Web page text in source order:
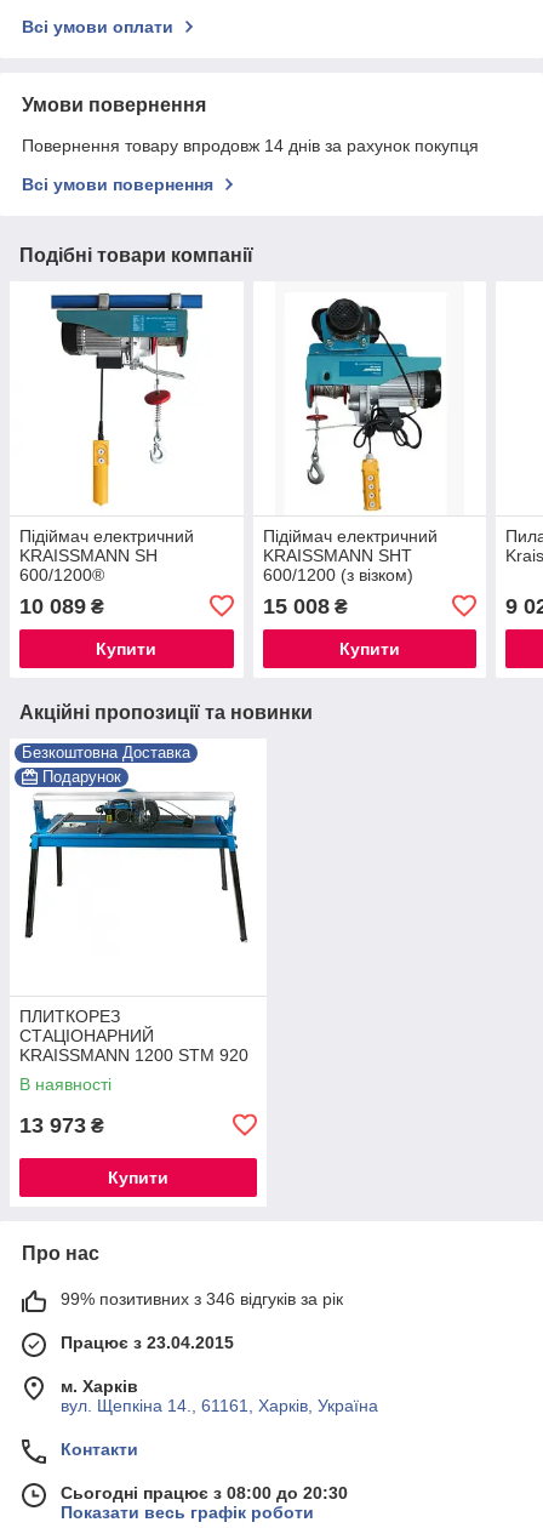
Всі умови оплати
Умови повернення
Повернення товару впродовж 14 днів за рахунок покупця
Всі умови повернення
Подібні товари компанії
Підіймач електричний
KRAISSMANN SH
600/1200®
10 089 ₴
Купити
Підіймач електричний
KRAISSMANN SHT
600/1200 (з візком)
15 008₴
Купити
9
Акційні пропозиції та новинки
Безкоштовна Доставка
Подарунок
ПЛИТКОРЕЗ
СТАЦІОНАРНИЙ
KRAISSMANN 1200 STM 920
®
В наявності
13 973 ₴
Купити
Про нас
99% позитивних з 346 відгуків за рік
Працює з 23.04.2015
м. Харків
вул. Щепкіна 14., 61161, Харків, Україна
Контакти
Сьогодні працює з 08:00 до 20:30
Показати весь графік роботи